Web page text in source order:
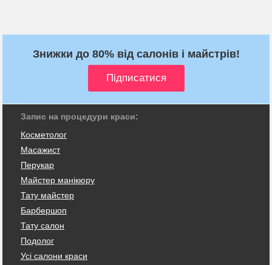
Знижки до 80% від салонів і майстрів!
Запис на процедури краси:
Косметолог
Масажист
Перукар
Майстер манікюру
Тату майстер
Барбершоп
Тату салон
Подолог
Усі салони краси